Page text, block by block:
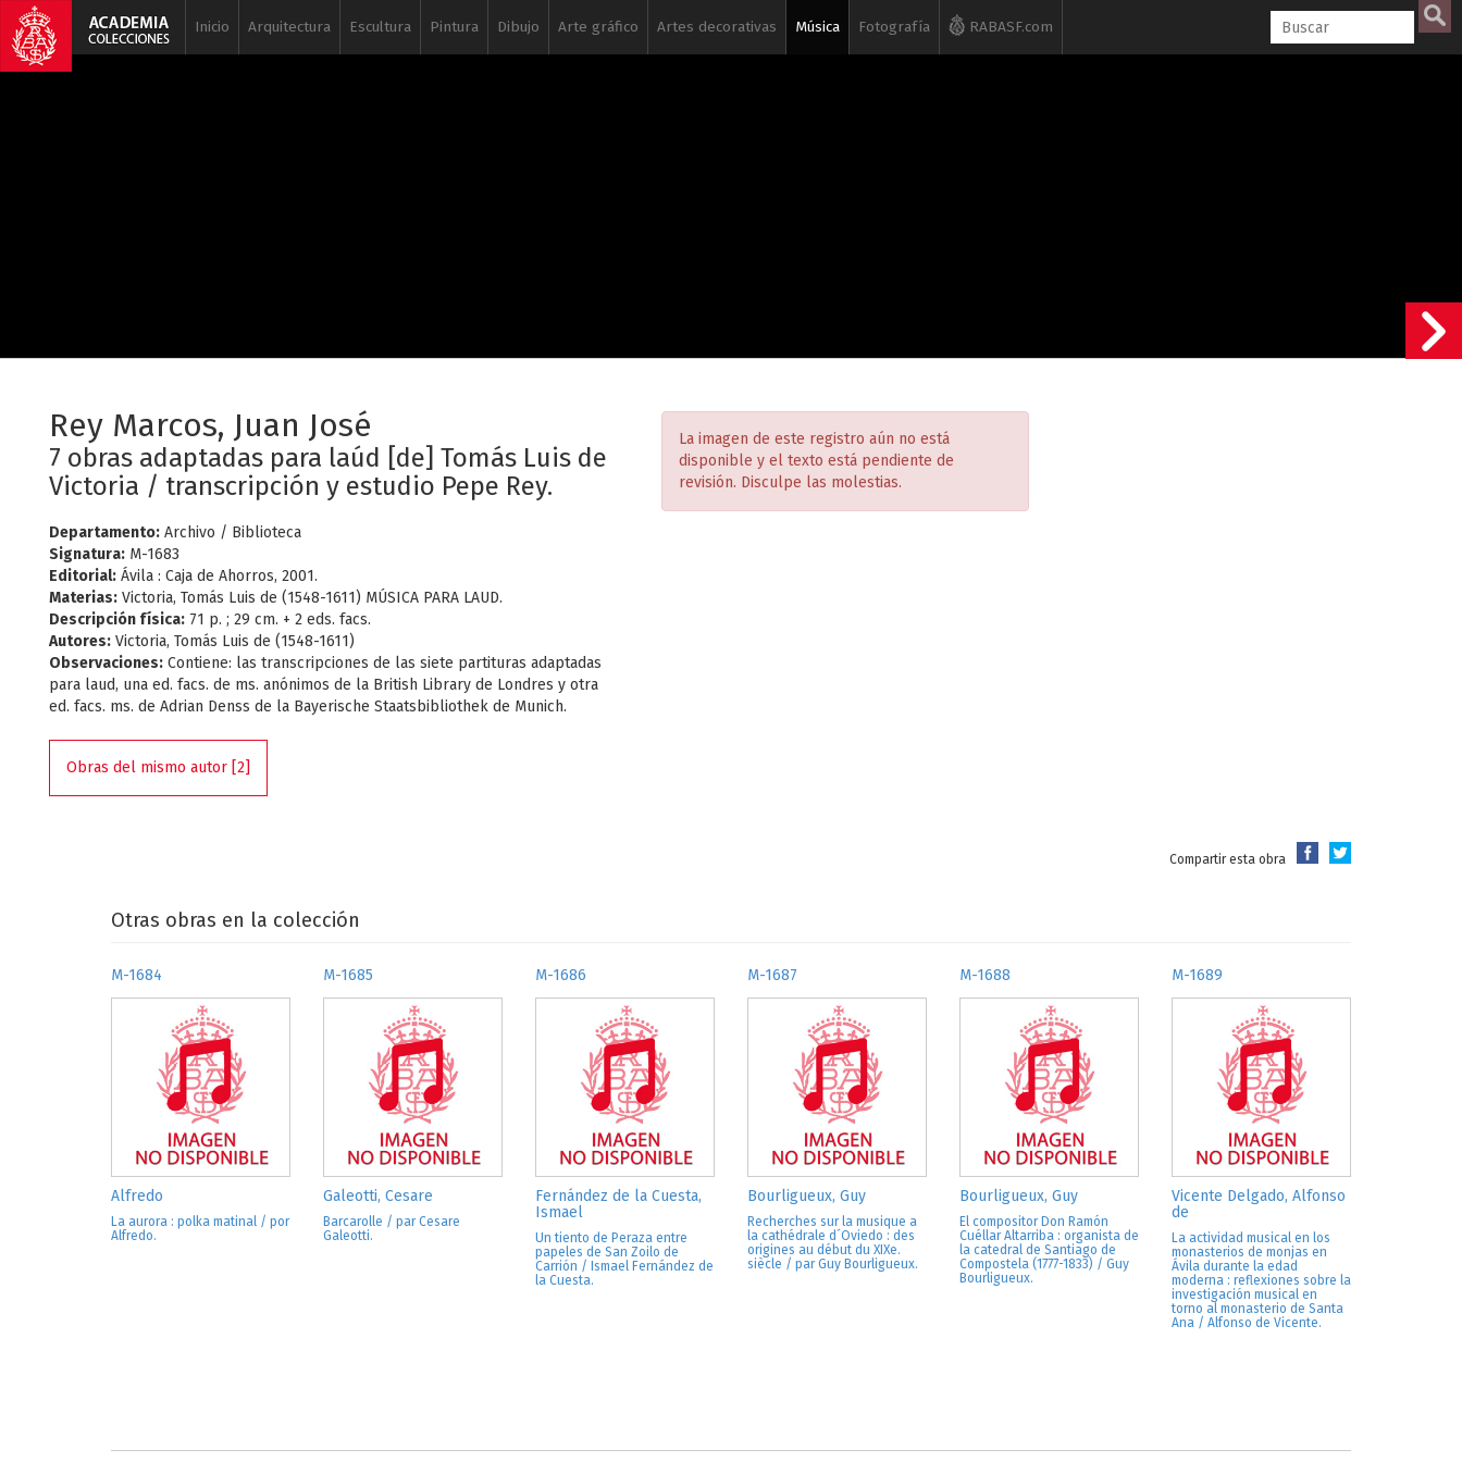
Inicio Arquitectura Escultura Pintura Dibujo Arte gráfico Artes decorativas Música Fotografía RABASF.com
Rey Marcos, Juan José
7 obras adaptadas para laúd [de] Tomás Luis de
Victoria / transcripción y estudio Pepe Rey.
Departamento: Archivo / Biblioteca
Signatura: M-1683
Editorial: Ávila : Caja de Ahorros, 2001.
Materias: Victoria, Tomás Luis de (1548-1611) MÚSICA PARA LAUD.
Descripción física: 71 p. ; 29 cm. + 2 eds. facs.
Autores: Victoria, Tomás Luis de (1548-1611)
Observaciones: Contiene: las transcripciones de las siete partituras adaptadas
para laud, una ed. facs. de ms. anónimos de la British Library de Londres y otra
ed. facs. ms. de Adrian Denss de la Bayerische Staatsbibliothek de Munich.
Obras del mismo autor [2]
La imagen de este registro aún no está
disponible y el texto está pendiente de
revisión. Disculpe las molestias.
Compartir esta obra
Otras obras en la colección
M-1684
Alfredo
La aurora : polka matinal / por
Alfredo.
M-1685
Galeotti, Cesare
Barcarolle / par Cesare
Galeotti.
M-1686
Fernández de la Cuesta,
Ismael
Un tiento de Peraza entre
papeles de San Zoilo de
Carrión / Ismael Fernández de
la Cuesta.
M-1687
Bourligueux, Guy
Recherches sur la musique a
la cathédrale d´Oviedo : des
origines au début du XIXe.
siècle / par Guy Bourligueux.
M-1688
Bourligueux, Guy
El compositor Don Ramón
Cuéllar Altarriba : organista de
la catedral de Santiago de
Compostela (1777-1833) / Guy
Bourligueux.
M-1689
Vicente Delgado, Alfonso
de
La actividad musical en los
monasterios de monjas en
Ávila durante la edad
moderna : reflexiones sobre la
investigación musical en
torno al monasterio de Santa
Ana / Alfonso de Vicente.